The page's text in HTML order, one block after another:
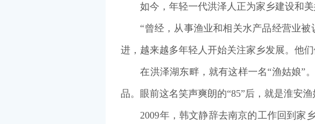
如今，年轻一代洪泽人正为家乡建设和美
“曾经，从事渔业和相关水产品经营业被
进，越来越多年轻人开始关注家乡发展。他
在洪泽湖东畔，就有这样一名“渔姑娘”。
品。眼前这名笑声爽朗的“85”后，就是淮安
2009年，韩文静辞去南京的工作回到家乡